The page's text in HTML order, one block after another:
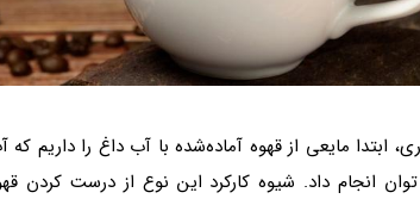
ابتدا مایعی از قهوه آماده‌شده با آب داغ را
انجام داد. شیوه کارکرد این نوع از درست